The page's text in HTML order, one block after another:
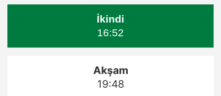
İkindi
16:52
Akşam
19:48